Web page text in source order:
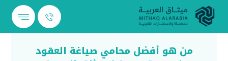
من هو أفضل محامي صياغة العقود